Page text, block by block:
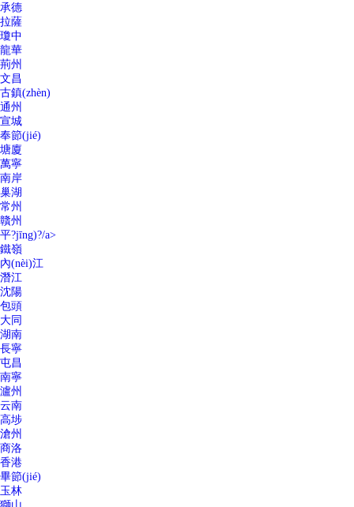
承德
拉薩
瓊中
龍華
荊州
文昌
古鎮(zhèn)
通州
宣城
奉節(jié)
塘廈
萬寧
南岸
巢湖
常州
贛州
平?jīng)?/a>
鐵嶺
內(nèi)江
潛江
沈陽
包頭
大同
湖南
長寧
屯昌
南寧
瀘州
云南
高埗
滄州
商洛
香港
畢節(jié)
玉林